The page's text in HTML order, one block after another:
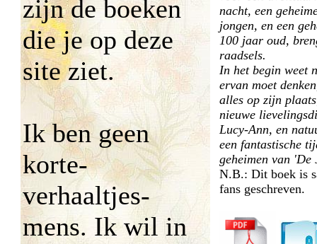
zijn de boeken
die je op deze
site ziet.
Ik ben geen
korte-
verhaaltjes-
mens. Ik wil in
nacht, een
jongen, en een
100 jaar oud,
raadsels.
In het begin weet
ervan moet
alles op zijn
nieuwe
Lucy-Ann, en
een fantastische
geheimen van
N.B.: Dit boek is
fans geschreven.